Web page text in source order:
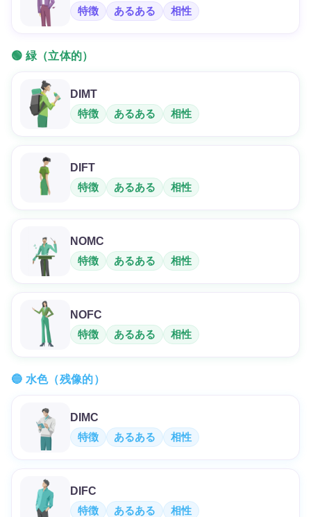
特徴 あるある 相性
🟢 緑（立体的）
DIMT
特徴 あるある 相性
DIFT
特徴 あるある 相性
NOMC
特徴 あるある 相性
NOFC
特徴 あるある 相性
🔵 水色（残像的）
DIMC
特徴 あるある 相性
DIFC
特徴 あるある 相性